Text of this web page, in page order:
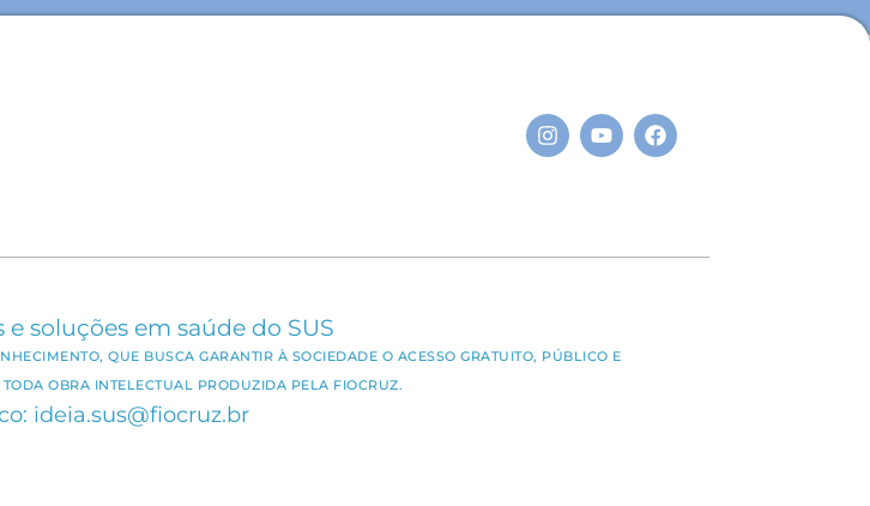
e soluções em saúde do SUS
QUE BUSCA GARANTIR À SOCIEDADE O ACESSO GRATUITO, PÚBLICO E
OBRA INTELECTUAL PRODUZIDA PELA FIOCRUZ.
ideia.sus@fiocruz.br